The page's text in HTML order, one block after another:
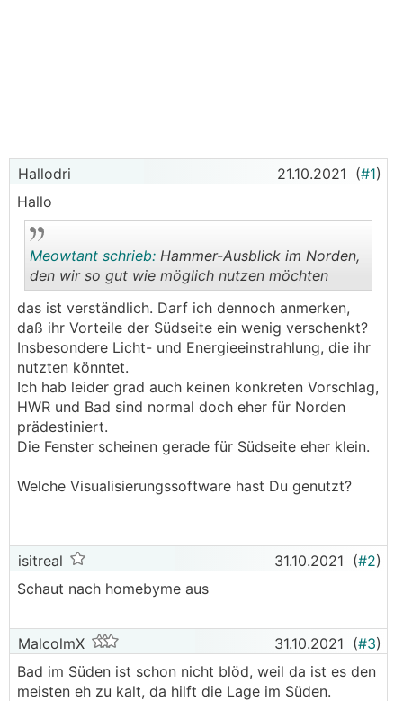
Hallodri 21.10.2021 (#1)
Hallo
..
Meowtant schrieb: Hammer-Ausblick im Norden,
den wir so gut wie möglich nutzen möchten
das ist verständlich. Darf ich dennoch anmerken,
daß ihr Vorteile der Südseite ein wenig verschenkt?
Insbesondere Licht- und Energieeinstrahlung, die ihr
nutzten könntet.
Ich hab leider grad auch keinen konkreten Vorschlag,
HWR und Bad sind normal doch eher für Norden
prädestiniert.
Die Fenster scheinen gerade für Südseite eher klein.
Welche Visualisierungssoftware hast Du genutzt?
isitreal 31.10.2021 (#2)
Schaut nach homebyme aus
MalcolmX 31.10.2021 (#3)
Bad im Süden ist schon nicht blöd, weil da ist es den
meisten eh zu kalt, da hilft die Lage im Süden.